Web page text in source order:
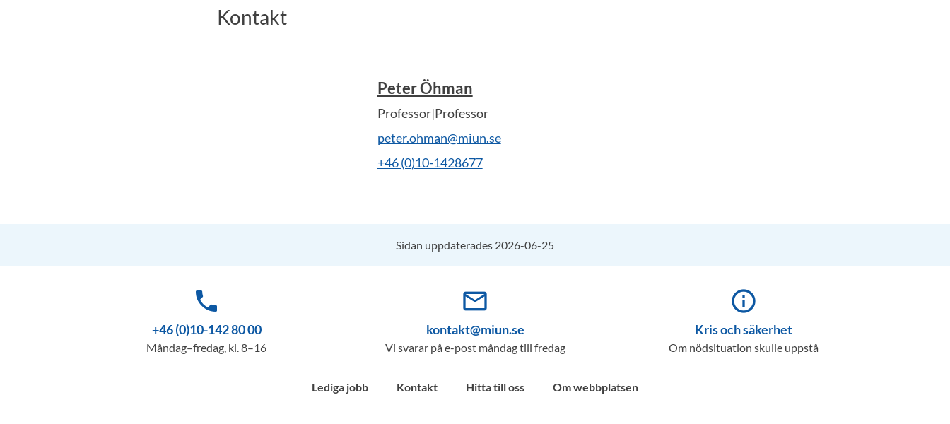
Kontakt
Peter Öhman
Professor|Professor
peter.ohman@miun.se
+46 (0)10-1428677
Sidan uppdaterades 2026-06-25
phone
+46 (0)10-142 80 00
Måndag–fredag, kl. 8–16
mail_outline
kontakt@miun.se
Vi svarar på e-post måndag till fredag
info_outline
Kris och säkerhet
Om nödsituation skulle uppstå
Lediga jobb Kontakt Hitta till oss Om webbplatsen